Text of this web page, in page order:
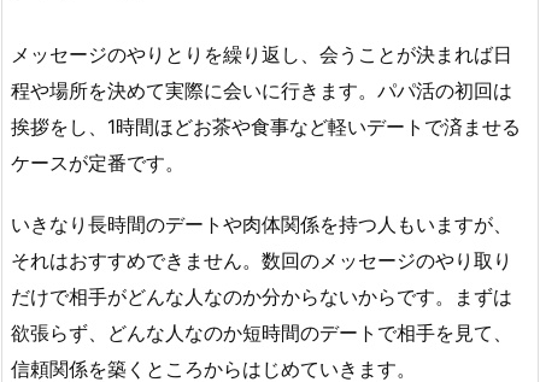
メッセージのやりとりを繰り返し、会うことが決まれば日
程や場所を決めて実際に会いに行きます。パパ活の初回は
挨拶をし、1時間ほどお茶や食事など軽いデートで済ませる
ケースが定番です。
いきなり長時間のデートや肉体関係を持つ人もいますが、
それはおすすめできません。数回のメッセージのやり取り
だけで相手がどんな人なのか分からないからです。まずは
欲張らず、どんな人なのか短時間のデートで相手を見て、
信頼関係を築くところからはじめていきます。